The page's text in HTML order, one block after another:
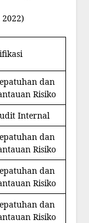
dan
Risiko
Internal
dan
Risiko
dan
Risiko
dan
Risiko